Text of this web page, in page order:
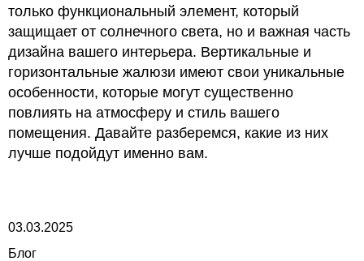
только функциональный элемент, который
защищает от солнечного света, но и важная часть
дизайна вашего интерьера. Вертикальные и
горизонтальные жалюзи имеют свои уникальные
особенности, которые могут существенно
повлиять на атмосферу и стиль вашего
помещения. Давайте разберемся, какие из них
лучше подойдут именно вам.
03.03.2025
Блог